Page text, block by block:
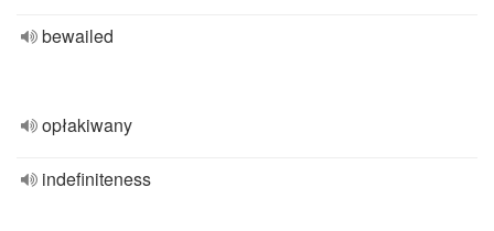
bewailed
opłakiwany
indefiniteness